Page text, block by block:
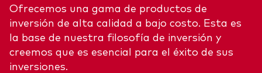
Ofrecemos una gama de productos de
inversión de alta calidad a bajo costo. Esta es
la base de nuestra filosofía de inversión y
creemos que es esencial para el éxito de sus
inversiones.